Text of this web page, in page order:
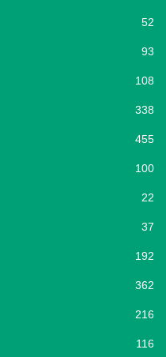
52
93
108
338
455
100
22
37
192
362
216
116